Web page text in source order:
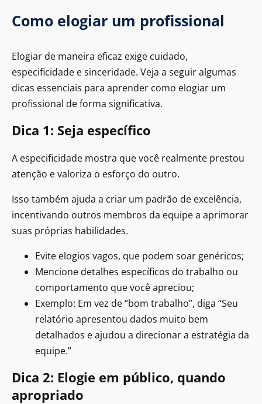
Como elogiar um profissional
Elogiar de maneira eficaz exige cuidado,
especificidade e sinceridade. Veja a seguir algumas
dicas essenciais para aprender como elogiar um
profissional de forma significativa.
Dica 1: Seja específico
A especificidade mostra que você realmente prestou
atenção e valoriza o esforço do outro.
Isso também ajuda a criar um padrão de excelência,
incentivando outros membros da equipe a aprimorar
suas próprias habilidades.
Evite elogios vagos, que podem soar genéricos;
Mencione detalhes específicos do trabalho ou
comportamento que você apreciou;
Exemplo: Em vez de “bom trabalho”, diga “Seu
relatório apresentou dados muito bem
detalhados e ajudou a direcionar a estratégia da
equipe.”
Dica 2: Elogie em público, quando
apropriado